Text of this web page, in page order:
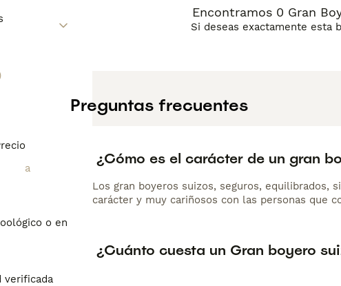
o en el
verificada
Encontramos 0 Gran
Si deseas exactamente esta
Preguntas frecuentes
¿Cómo es el carácter de un gran
Los gran boyeros suizos, seguros, equilibrados,
carácter y muy cariñosos con las personas que
¿Cuánto cuesta un Gran boyero